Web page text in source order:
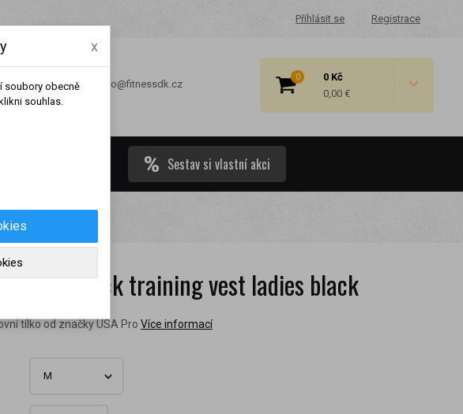
Registrace
Přihlásit se
0
0 Kč
0,00 €
491 462 001 info@fitnessdk.cz
Sestav si vlastní akci
muscle back training vest ladies black
tílko od značky USA Pro Více informací
x
soubory obecně
souhlas.